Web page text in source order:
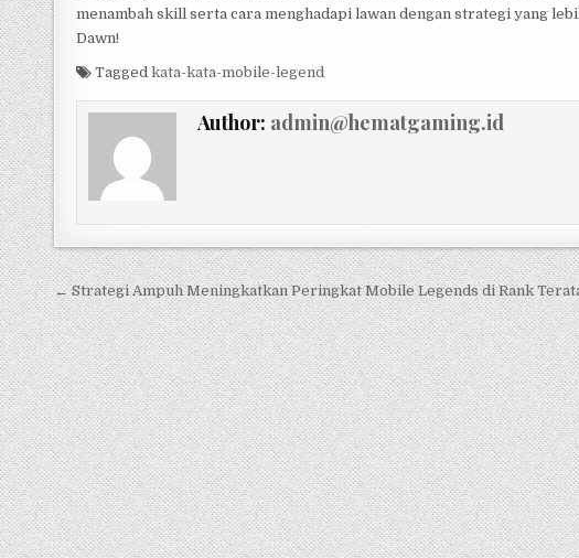
menambah skill serta cara menghadapi lawan dengan strategi yang
Dawn!
Taggedkata-kata-mobile-legend
Author: admin@hematgaming.id
Post
navigation
← Strategi Ampuh Meningkatkan Peringkat Mobile Legends di Rank